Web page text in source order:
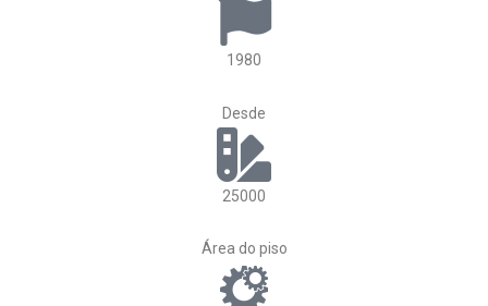
1980
Desde
25000
Área do piso